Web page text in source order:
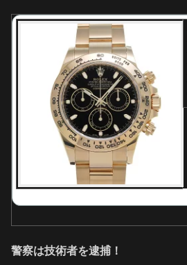
警察は技術者を逮捕！